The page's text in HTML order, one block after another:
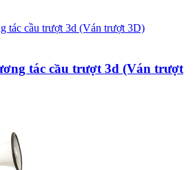
tác cầu trượt 3d (Ván trượt